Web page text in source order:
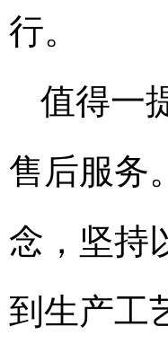
行。
值得一
售后服务
念，坚持
到生产工